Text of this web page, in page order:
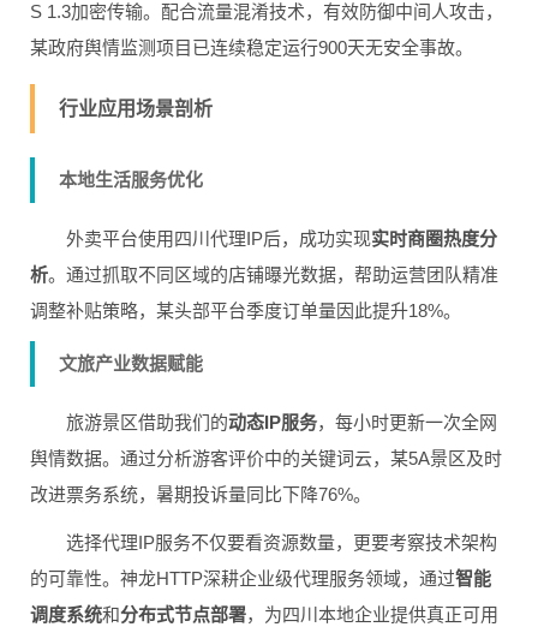
S 1.3加密传输。配合流量混淆技术，有效防御中间人攻击，
某政府舆情监测项目已连续稳定运行900天无安全事故。
行业应用场景剖析
本地生活服务优化
外卖平台使用四川代理IP后，成功实现实时商圈热度分
析。通过抓取不同区域的店铺曝光数据，帮助运营团队精准
调整补贴策略，某头部平台季度订单量因此提升18%。
文旅产业数据赋能
旅游景区借助我们的动态IP服务，每小时更新一次全网
舆情数据。通过分析游客评价中的关键词云，某5A景区及时
改进票务系统，暑期投诉量同比下降76%。
选择代理IP服务不仅要看资源数量，更要考察技术架构
的可靠性。神龙HTTP深耕企业级代理服务领域，通过智能
调度系统和分布式节点部署，为四川本地企业提供真正可用